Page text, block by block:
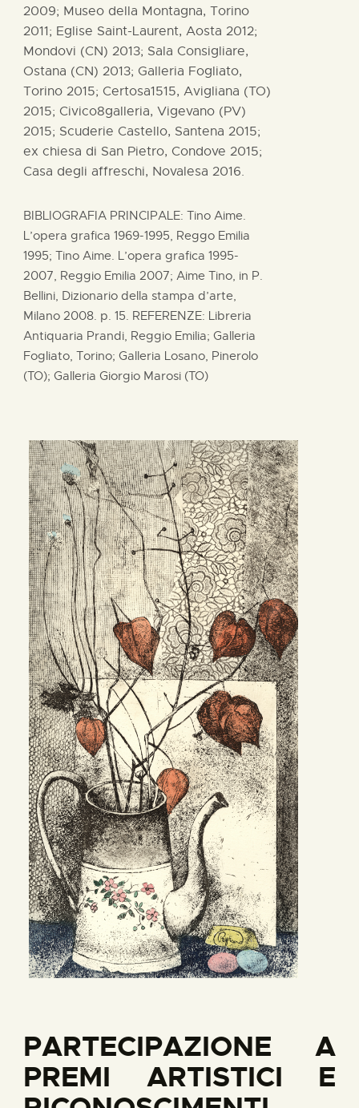
2009; Museo della Montagna, Torino
2011; Eglise Saint-Laurent, Aosta 2012;
Mondovi (CN) 2013; Sala Consigliare,
Ostana (CN) 2013; Galleria Fogliato,
Torino 2015; Certosa1515, Avigliana (TO)
2015; Civico8galleria, Vigevano (PV)
2015; Scuderie Castello, Santena 2015;
ex chiesa di San Pietro, Condove 2015;
Casa degli affreschi, Novalesa 2016.
BIBLIOGRAFIA PRINCIPALE: Tino Aime.
L’opera grafica 1969-1995, Reggo Emilia
1995; Tino Aime. L’opera grafica 1995-
2007, Reggio Emilia 2007; Aime Tino, in P.
Bellini, Dizionario della stampa d’arte,
Milano 2008. p. 15. REFERENZE: Libreria
Antiquaria Prandi, Reggio Emilia; Galleria
Fogliato, Torino; Galleria Losano, Pinerolo
(TO); Galleria Giorgio Marosi (TO)
PARTECIPAZIONE A
PREMI ARTISTICI E